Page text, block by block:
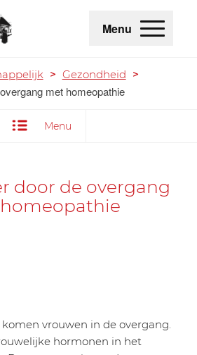
Menu
> Gezondheid >
met homeopathie
Menu
door de overgang
vrouwen in de overgang.
hormonen in het